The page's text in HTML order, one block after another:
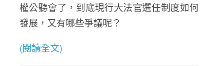
權公聽會了，到底現行大法官選任制度如何
發展，又有哪些爭議呢？
(閱讀全文)